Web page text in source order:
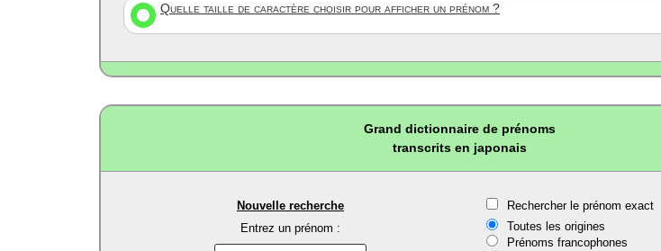
Quelle taille de caractère choisir pour afficher un prénom ?
Grand dictionnaire de prénoms
transcrits en japonais
Nouvelle recherche
Entrez un prénom :
Rechercher le prénom exact
Toutes les origines
Prénoms francophones